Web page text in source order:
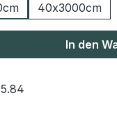
40x3000cm
Gib denIn den